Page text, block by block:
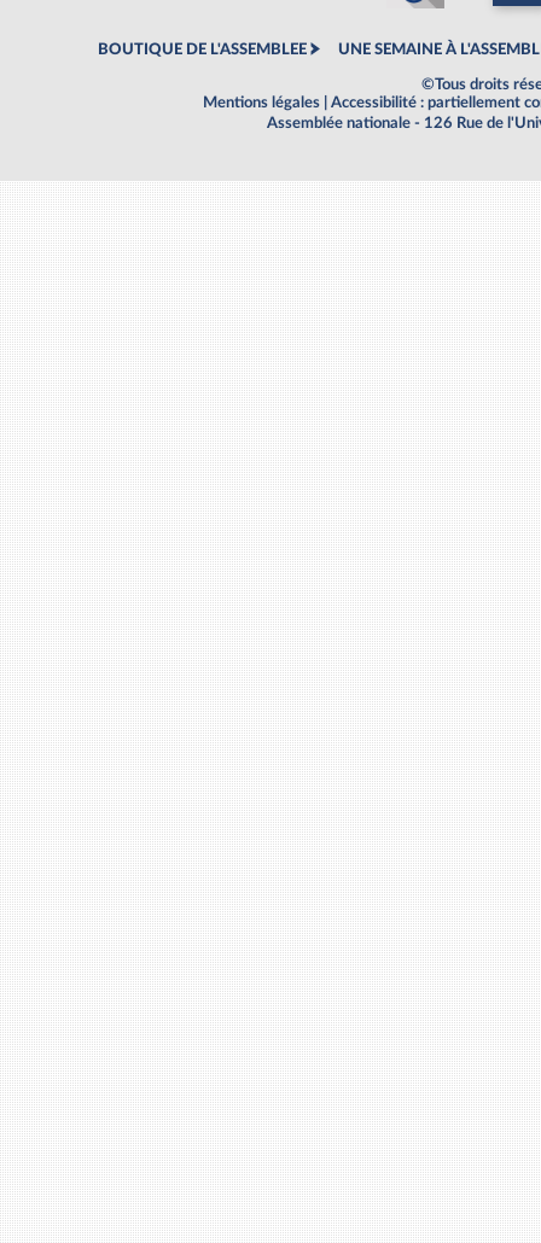
BOUTIQUE DE L'ASSEMBLEE UNE SEMAINE À
©Tous droits
Mentions légales
Accessibilité : partiellement
Assemblée nationale - 126 Rue de